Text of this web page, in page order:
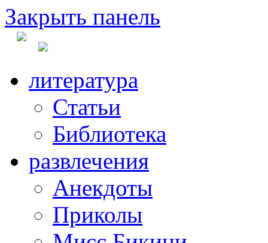
Закрыть панель
литература
Статьи
Библиотека
развлечения
Анекдоты
Приколы